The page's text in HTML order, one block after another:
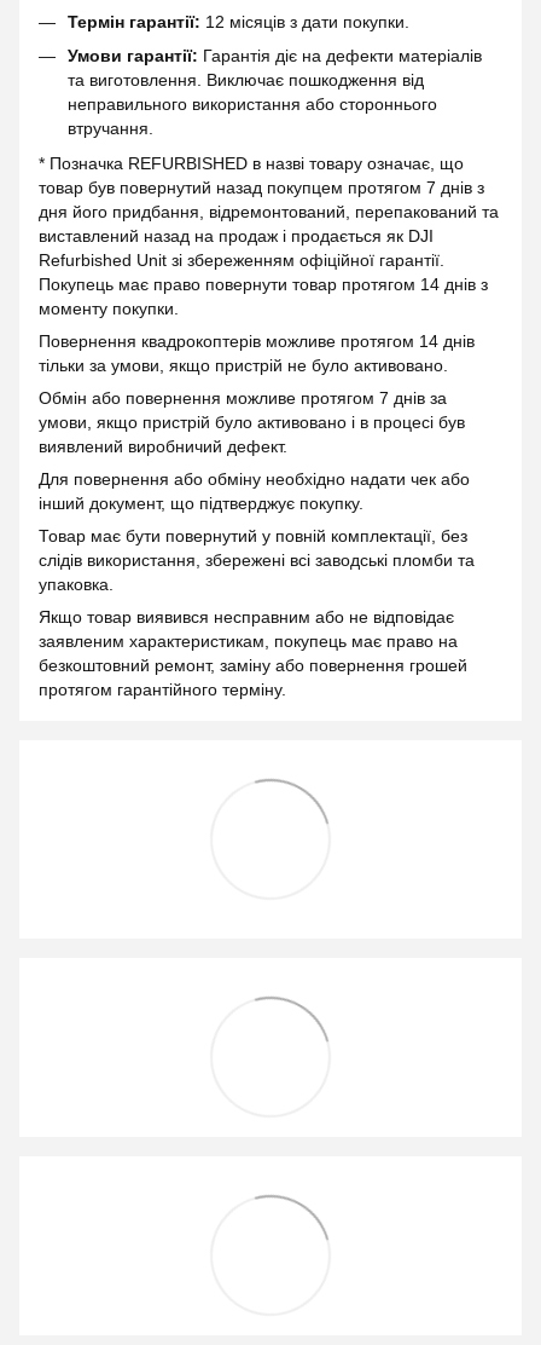
Термін гарантії: 12 місяців з дати покупки.
Умови гарантії: Гарантія діє на дефекти матеріалів
та виготовлення. Виключає пошкодження від
неправильного використання або стороннього
втручання.
* Позначка REFURBISHED в назві товару означає, що
товар був повернутий назад покупцем протягом 7 днів з
дня його придбання, відремонтований, перепакований та
виставлений назад на продаж і продається як DJI
Refurbished Unit зі збереженням офіційної гарантії.
Покупець має право повернути товар протягом 14 днів з
моменту покупки.
Повернення квадрокоптерів можливе протягом 14 днів
тільки за умови, якщо пристрій не було активовано.
Обмін або повернення можливе протягом 7 днів за
умови, якщо пристрій було активовано і в процесі був
виявлений виробничий дефект.
Для повернення або обміну необхідно надати чек або
інший документ, що підтверджує покупку.
Товар має бути повернутий у повній комплектації, без
слідів використання, збережені всі заводські пломби та
упаковка.
Якщо товар виявився несправним або не відповідає
заявленим характеристикам, покупець має право на
безкоштовний ремонт, заміну або повернення грошей
протягом гарантійного терміну.